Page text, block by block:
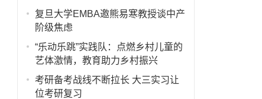
复旦大学EMBA邀熊易寒教授谈中产
阶级焦虑
“乐动乐跳”实践队：点燃乡村儿童的
艺体激情，教育助力乡村振兴
考研备考战线不断拉长 大三实习让
位考研复习